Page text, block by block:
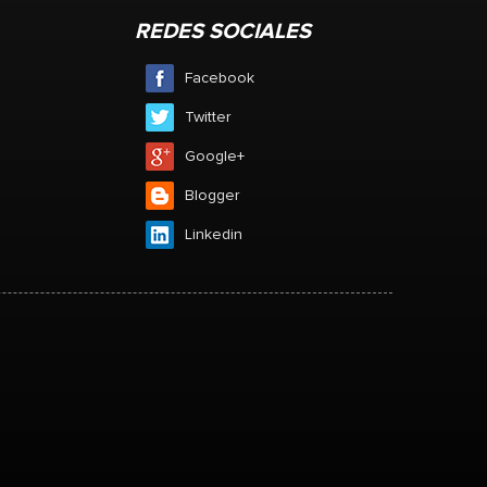
REDES SOCIALES
Facebook
Twitter
Google+
Blogger
Linkedin